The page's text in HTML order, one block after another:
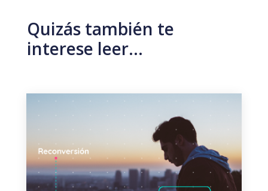
Quizás también te
interese leer…